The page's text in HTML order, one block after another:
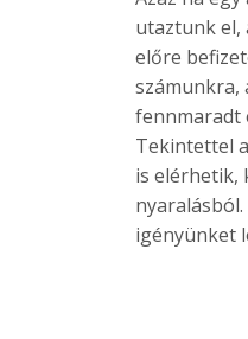
utaztunk el,
előre
számunkra,
fennmaradt
Tekintettel
is elérhetik,
igényünket